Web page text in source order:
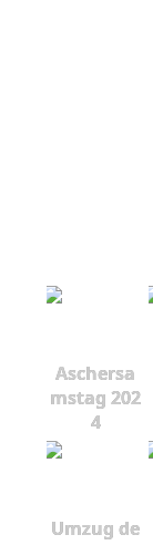
Aschersa
mstag 202
4
Umzug de